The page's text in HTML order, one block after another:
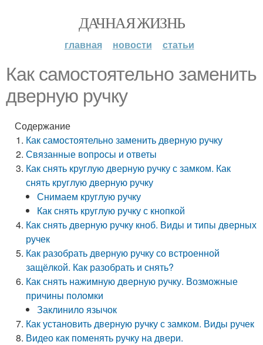
ДАЧНАЯ ЖИЗНЬ
главная новости статьи
Как самостоятельно заменить
дверную ручку
Содержание
Как самостоятельно заменить дверную ручку
Связанные вопросы и ответы
Как снять круглую дверную ручку с замком. Как
снять круглую дверную ручку
Снимаем круглую ручку
Как снять круглую ручку с кнопкой
Как снять дверную ручку кноб. Виды и типы дверных
ручек
Как разобрать дверную ручку со встроенной
защёлкой. Как разобрать и снять?
Как снять нажимную дверную ручку. Возможные
причины поломки
Заклинило язычок
Как установить дверную ручку с замком. Виды ручек
Видео как поменять ручку на двери.